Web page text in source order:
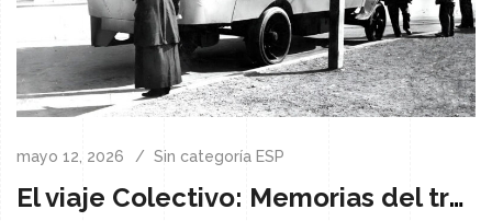
mayo 12, 2026 Sin categoría ESP
El viaje Colectivo: Memorias del tranvía y el omnibus